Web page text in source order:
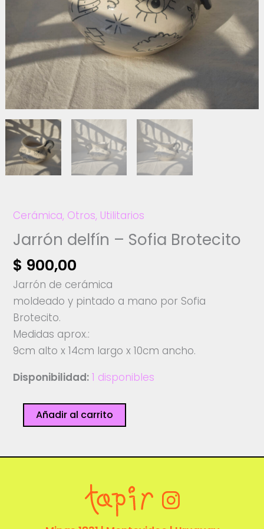
Cerámica, Otros, Utilitarios
Jarrón delfín – Sofia Brotecito
$ 900,00
Jarrón de cerámica
moldeado y pintado a mano por Sofia
Brotecito.
Medidas aprox.:
9cm alto x 14cm largo x 10cm ancho.
Disponibilidad: 1 disponibles
Jarrón
delfín
Sofia
Añadir al carrito